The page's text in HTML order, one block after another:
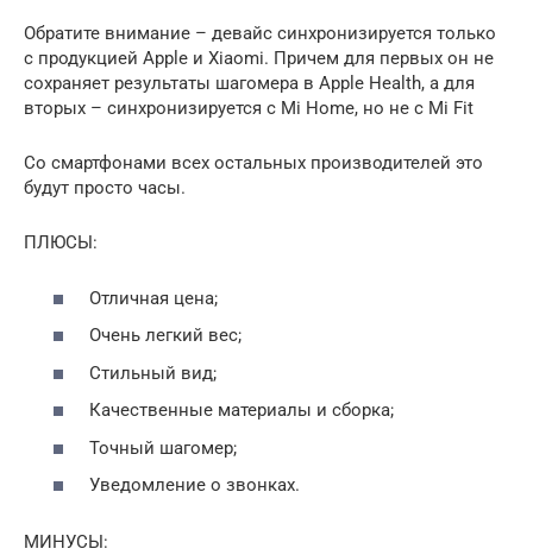
Обратите внимание – девайс синхронизируется только
с продукцией Apple и Xiaomi. Причем для первых он не
сохраняет результаты шагомера в Apple Health, а для
вторых – синхронизируется с Mi Home, но не с Mi Fit
Со смартфонами всех остальных производителей это
будут просто часы.
ПЛЮСЫ:
Отличная цена;
Очень легкий вес;
Стильный вид;
Качественные материалы и сборка;
Точный шагомер;
Уведомление о звонках.
МИНУСЫ: